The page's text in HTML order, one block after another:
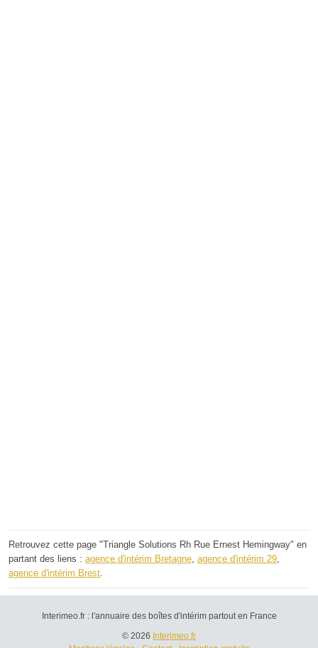
Retrouvez cette page "Triangle Solutions Rh Rue Ernest Hemingway" en
partant des liens : agence d'intérim Bretagne agence d'intérim 29
agence d'intérim Brest
Interimeo.fr : l'annuaire des boîtes d'intérim partout en France
© 2026 Interimeo.fr